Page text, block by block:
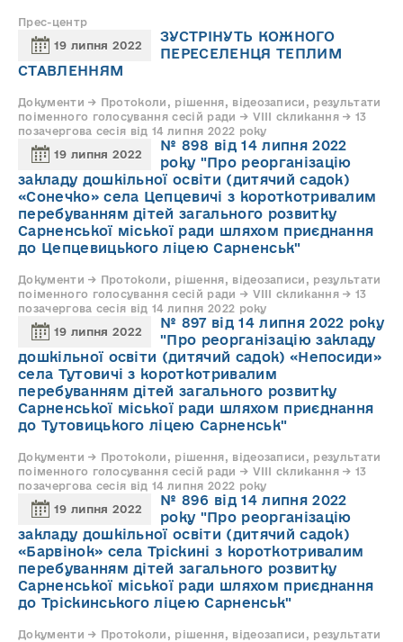
Прес-центр
19 липня 2022
ЗУСТРІНУТЬ КОЖНОГО
ПЕРЕСЕЛЕНЦЯ ТЕПЛИМ
СТАВЛЕННЯМ
Документи → Протоколи, рішення, відеозаписи, результати
поіменного голосування сесій ради → VIII скликання → 13
позачергова сесія від 14 липня 2022 року
19 липня 2022
№ 898 від 14 липня 2022
року "Про реорганізацію
закладу дошкільної освіти (дитячий садок)
«Сонечко» села Цепцевичі з короткотривалим
перебуванням дітей загального розвитку
Сарненської міської ради шляхом приєднання
до Цепцевицького ліцею Сарненськ"
Документи → Протоколи, рішення, відеозаписи, результати
поіменного голосування сесій ради → VIII скликання → 13
позачергова сесія від 14 липня 2022 року
19 липня 2022
№ 897 від 14 липня 2022 року
"Про реорганізацію закладу
дошкільної освіти (дитячий садок) «Непосиди»
села Тутовичі з короткотривалим
перебуванням дітей загального розвитку
Сарненської міської ради шляхом приєднання
до Тутовицького ліцею Сарненськ"
Документи → Протоколи, рішення, відеозаписи, результати
поіменного голосування сесій ради → VIII скликання → 13
позачергова сесія від 14 липня 2022 року
19 липня 2022
№ 896 від 14 липня 2022
року "Про реорганізацію
закладу дошкільної освіти (дитячий садок)
«Барвінок» села Тріскині з короткотривалим
перебуванням дітей загального розвитку
Сарненської міської ради шляхом приєднання
до Тріскинського ліцею Сарненськ"
Документи → Протоколи, рішення, відеозаписи, результати